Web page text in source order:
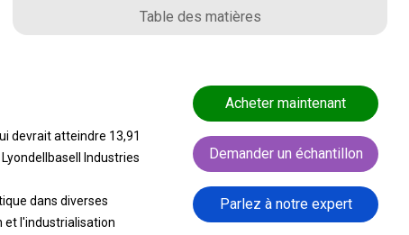
Table des matières
devrait atteindre 13,91
Industries
dans diverses
et l'industrialisation
Acheter maintenant
Demander un échantillon
Parlez à notre expert